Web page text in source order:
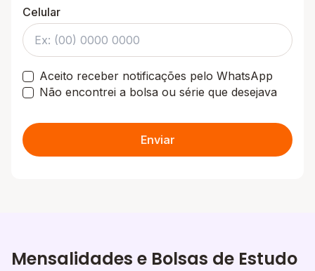
Celular
Aceito receber notificações pelo WhatsApp
Não encontrei a bolsa ou série que desejava
Enviar
Mensalidades e Bolsas de Estudo